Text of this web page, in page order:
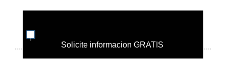
Solicite informacion GRATIS